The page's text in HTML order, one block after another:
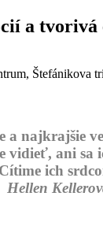
a tvorivá
Štefánikova
a najkrajšie
vidieť, ani sa
Cítime ich
Hellen